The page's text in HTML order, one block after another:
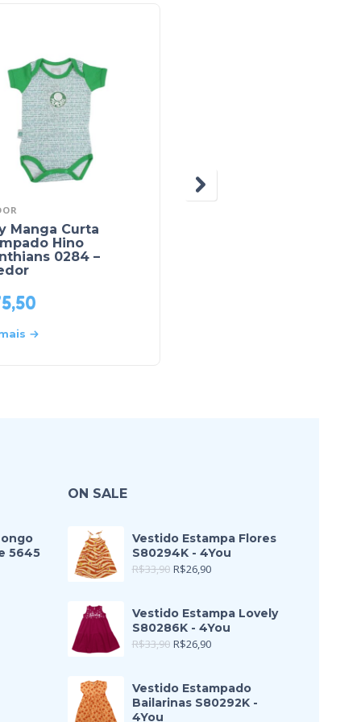
Manga Curta
Hino
0284 –
5645
ON SALE
Vestido Estampa Flores
S80294K - 4You
R$33,90 R$26,90
Vestido Estampa Lovely
S80286K - 4You
R$33,90 R$26,90
Vestido Estampado
Bailarinas S80292K -
4You